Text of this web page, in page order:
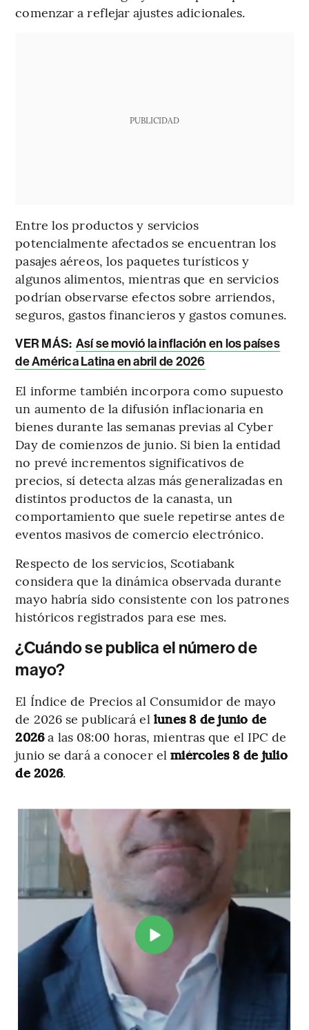
comenzar a reflejar ajustes adicionales.
PUBLICIDAD
Entre los productos y servicios
potencialmente afectados se encuentran los
pasajes aéreos, los paquetes turísticos y
algunos alimentos, mientras que en servicios
podrían observarse efectos sobre arriendos,
seguros, gastos financieros y gastos comunes.
VER MÁS: Así se movió la inflación en los países
de América Latina en abril de 2026
El informe también incorpora como supuesto
un aumento de la difusión inflacionaria en
bienes durante las semanas previas al Cyber
Day de comienzos de junio. Si bien la entidad
no prevé incrementos significativos de
precios, sí detecta alzas más generalizadas en
distintos productos de la canasta, un
comportamiento que suele repetirse antes de
eventos masivos de comercio electrónico.
Respecto de los servicios, Scotiabank
considera que la dinámica observada durante
mayo habría sido consistente con los patrones
históricos registrados para ese mes.
¿Cuándo se publica el número de
mayo?
El Índice de Precios al Consumidor de mayo
de 2026 se publicará el lunes 8 de junio de
2026a las 08:00 horas, mientras que el IPC de
junio se dará a conocer elmiércoles 8 de julio
de 2026.